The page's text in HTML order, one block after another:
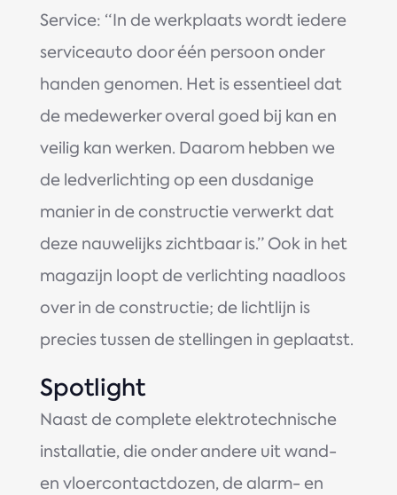
Service: “In de werkplaats wordt iedere
serviceauto door één persoon onder
handen genomen. Het is essentieel dat
de medewerker overal goed bij kan en
veilig kan werken. Daarom hebben we
de ledverlichting op een dusdanige
manier in de constructie verwerkt dat
deze nauwelijks zichtbaar is.” Ook in het
magazijn loopt de verlichting naadloos
over in de constructie; de lichtlijn is
precies tussen de stellingen in geplaatst.
Spotlight
Naast de complete elektrotechnische
installatie, die onder andere uit wand-
en vloercontactdozen, de alarm- en